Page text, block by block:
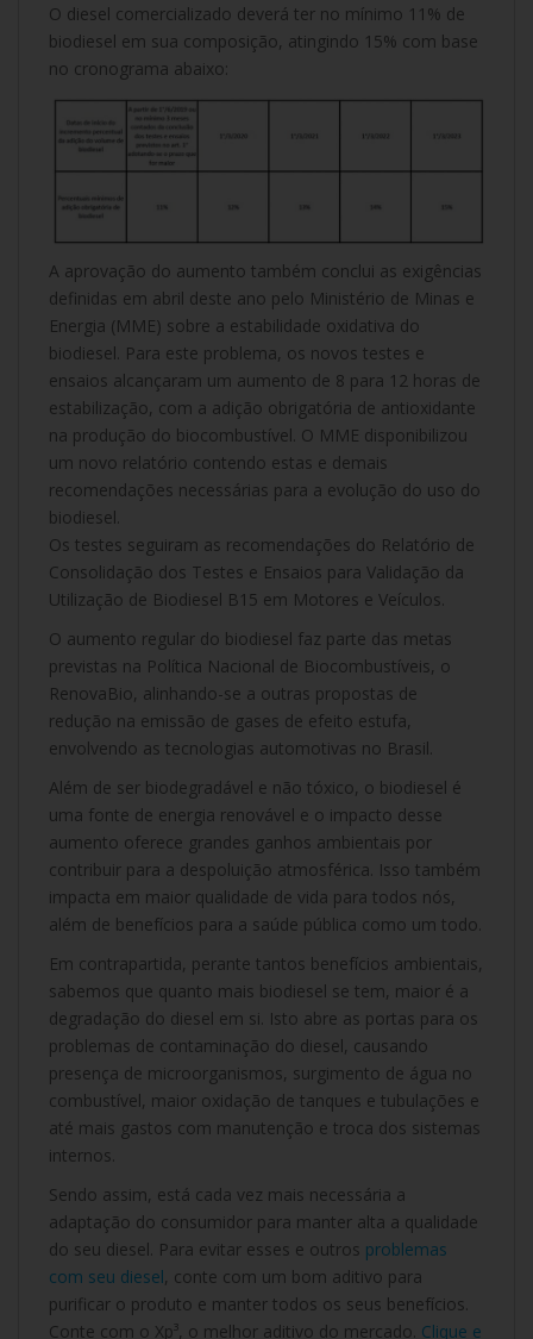
O diesel comercializado deverá ter no mínimo 11% de
biodiesel em sua composição, atingindo 15% com base
no cronograma abaixo:
A aprovação do aumento também conclui as exigências
definidas em abril deste ano pelo Ministério de Minas e
Energia (MME) sobre a estabilidade oxidativa do
biodiesel. Para este problema, os novos testes e
ensaios alcançaram um aumento de 8 para 12 horas de
estabilização, com a adição obrigatória de antioxidante
na produção do biocombustível. O MME disponibilizou
um novo relatório contendo estas e demais
recomendações necessárias para a evolução do uso do
biodiesel.
Os testes seguiram as recomendações do Relatório de
Consolidação dos Testes e Ensaios para Validação da
Utilização de Biodiesel B15 em Motores e Veículos.
O aumento regular do biodiesel faz parte das metas
previstas na Política Nacional de Biocombustíveis, o
RenovaBio, alinhando-se a outras propostas de
redução na emissão de gases de efeito estufa,
envolvendo as tecnologias automotivas no Brasil.
Além de ser biodegradável e não tóxico, o biodiesel é
uma fonte de energia renovável e o impacto desse
aumento oferece grandes ganhos ambientais por
contribuir para a despoluição atmosférica. Isso também
impacta em maior qualidade de vida para todos nós,
além de benefícios para a saúde pública como um todo.
Em contrapartida, perante tantos benefícios ambientais,
sabemos que quanto mais biodiesel se tem, maior é a
degradação do diesel em si. Isto abre as portas para os
problemas de contaminação do diesel, causando
presença de microorganismos, surgimento de água no
combustível, maior oxidação de tanques e tubulações e
até mais gastos com manutenção e troca dos sistemas
internos.
Sendo assim, está cada vez mais necessária a
adaptação do consumidor para manter alta a qualidade
do seu diesel. Para evitar esses e outros problemas
com seu diesel, conte com um bom aditivo para
purificar o produto e manter todos os seus benefícios.
Conte com o Xp³, o melhor aditivo do mercado. Clique e